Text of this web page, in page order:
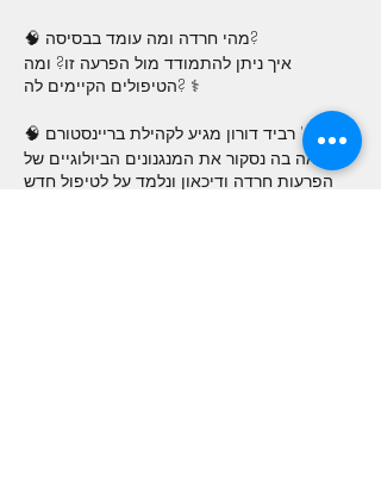
🧠 מהי חרדה ומה עומד בבסיסה?
איך ניתן להתמודד מול הפרעה זו? ומה
הטיפולים הקיימים לה? ⚕
🧠 פרופ' רביד דורון מגיע לקהילת בריינסטורם
להרצאה בה נסקור את המנגנונים הביולוגיים של
הפרעות חרדה ודיכאון ונלמד על לטיפול חדש